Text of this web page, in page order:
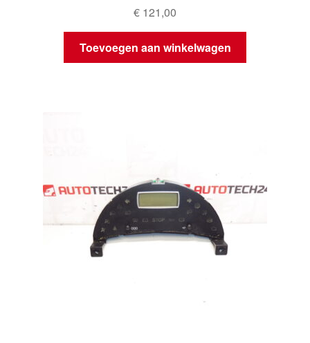
€ 121,00
Toevoegen aan winkelwagen